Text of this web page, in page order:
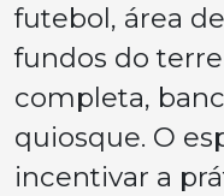
futebol, área
fundos do
completa,
quiosque. O
incentivar a